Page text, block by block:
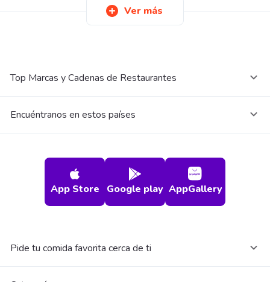
Ver más
Top Marcas y Cadenas de Restaurantes
Encuéntranos en estos países
App Store Google play AppGallery
Pide tu comida favorita cerca de ti